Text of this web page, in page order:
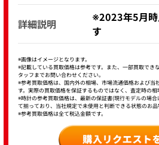
詳細説明
※2023年5月時
す
※画像はイメージとなります。
※記載している買取価格は参考です。また、一部買取でき
タッフまでお問い合わせください。
※参考買取価格は、国内外の相場、市場流通価格および当
す。実際の買取価格を保証するものではなく、査定時の相
※時計の参考買取価格は、最新の保証書(現行モデルの場
て揃っており、当社規定で未使用と判断できる状態のお品
※参考買取価格は全て税込金額です。